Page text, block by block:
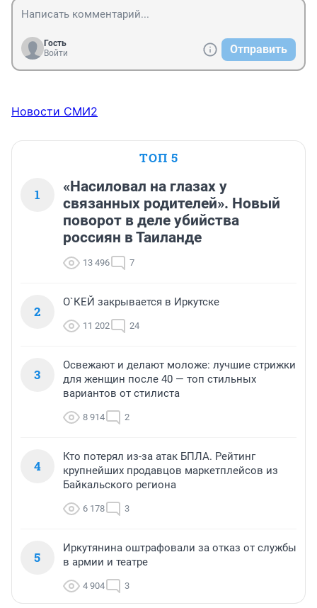
Гость
Войти
Отправить
Новости СМИ2
ТОП 5
1
«Насиловал на глазах у
связанных родителей». Новый
поворот в деле убийства
россиян в Таиланде
13 496 7
2
О`КЕЙ закрывается в Иркутске
11 202 24
3
Освежают и делают моложе: лучшие стрижки
для женщин после 40 — топ стильных
вариантов от стилиста
8 914 2
4
Кто потерял из-за атак БПЛА. Рейтинг
крупнейших продавцов маркетплейсов из
Байкальского региона
6 178 3
5
Иркутянина оштрафовали за отказ от службы
в армии и театре
4 904 3